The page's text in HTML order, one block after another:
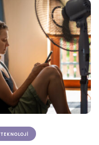
TEKNOLOJI